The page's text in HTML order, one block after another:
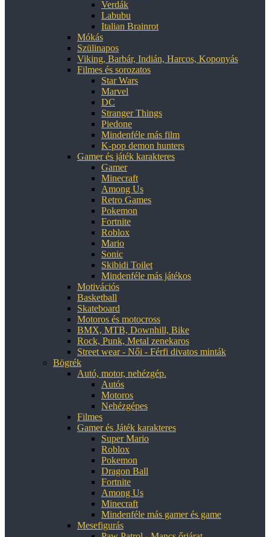
Verdák
Labubu
Italian Brainrot
Mókás
Szülinapos
Viking, Barbár, Indián, Harcos, Koponyás
Filmes és sorozatos
Star Wars
Marvel
DC
Stranger Things
Piedone
Mindenféle más film
K-pop demon hunters
Gamer és játék karakteres
Gamer
Minecraft
Among Us
Retro Games
Pokemon
Fortnite
Roblox
Mario
Sonic
Skibidi Toilet
Mindenféle más játékos
Motivációs
Basketball
Skateboard
Motoros és motocross
BMX, MTB, Downhill, Bike
Rock, Punk, Metal zenekaros
Street wear - Női - Férfi divatos minták
Bögrék
Autó, motor, nehézgép.
Autós
Motoros
Nehézgépes
Filmes
Gamer és Játék karakteres
Super Mario
Roblox
Pokemon
Dragon Ball
Fortnite
Among Us
Minecraft
Mindenféle más gamer és game
Mesefigurás